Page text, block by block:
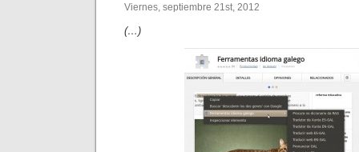
Viernes, septiembre 21st, 2012
(…)